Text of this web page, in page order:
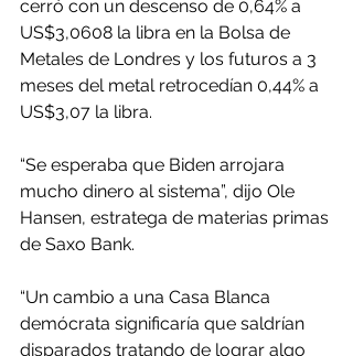
cerró con un descenso de 0,64% a
US$3,0608 la libra en la Bolsa de
Metales de Londres y los futuros a 3
meses del metal retrocedían 0,44% a
US$3,07 la libra.
“Se esperaba que Biden arrojara
mucho dinero al sistema”, dijo Ole
Hansen, estratega de materias primas
de Saxo Bank.
“Un cambio a una Casa Blanca
demócrata significaría que saldrían
disparados tratando de lograr algo